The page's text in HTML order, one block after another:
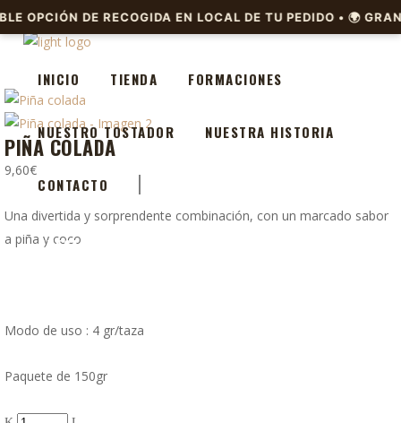
INICIO
NUESTRO TOSTADOR
INICIO TIENDA FORMACIONES
NUESTRO TOSTADOR NUESTRA HISTORIA
CONTACTO
PIÑA COLADA
9,60€
Una divertida y sorprendente combinación, con un marcado sabor
a piña y coco.
Modo de uso : 4 gr/taza
Paquete de 150gr